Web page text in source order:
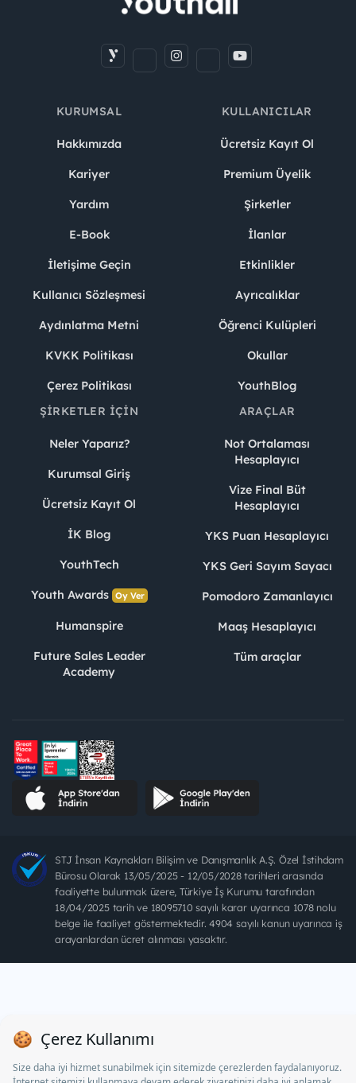
KURUMSAL
Hakkımızda
Kariyer
Yardım
E-Book
İletişime Geçin
Kullanıcı Sözleşmesi
Aydınlatma Metni
KVKK Politikası
Çerez Politikası
KULLANICILAR
Ücretsiz Kayıt Ol
Premium Üyelik
Şirketler
İlanlar
Etkinlikler
Ayrıcalıklar
Öğrenci Kulüpleri
Okullar
YouthBlog
ŞIRKETLER İÇIN
Neler Yaparız?
Kurumsal Giriş
Ücretsiz Kayıt Ol
İK Blog
YouthTech
Youth Awards Oy Ver
Humanspire
Future Sales Leader
Academy
ARAÇLAR
Not Ortalaması
Hesaplayıcı
Vize Final Büt
Hesaplayıcı
YKS Puan Hesaplayıcı
YKS Geri Sayım Sayacı
Pomodoro Zamanlayıcı
Maaş Hesaplayıcı
Tüm araçlar
STJ İnsan Kaynakları Bilişim ve Danışmanlık A.Ş. Özel İstihdam
Bürosu Olarak 13/05/2025 - 12/05/2028 tarihleri arasında
faaliyette bulunmak üzere, Türkiye İş Kurumu tarafından
18/04/2025 tarih ve 18095710 sayılı karar uyarınca 1078 nolu
belge ile faaliyet göstermektedir. 4904 sayılı kanun uyarınca iş
arayanlardan ücret alınması yasaktır.